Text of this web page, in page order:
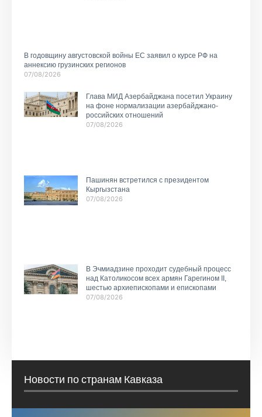
В годовщину августовской войны ЕС заявил о курсе РФ на
аннексию грузинских регионов
07/08/2026
Глава МИД Азербайджана посетил Украину
на фоне нормализации азербайджано-
российских отношений
07/08/2026
Пашинян встретился с президентом
Кыргызстана
07/08/2026
В Эчмиадзине проходит судебный процесс
над Католикосом всех армян Гарегином II,
шестью архиепископами и епископами
07/08/2026
Новости по странам Кавказа